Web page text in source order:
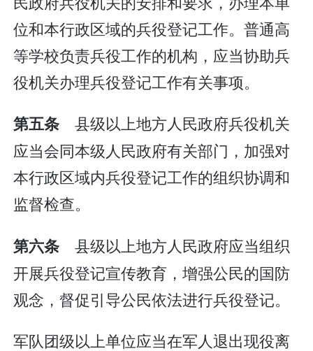
位和本行政区域的兵役登记工作。普通高
等学校负责兵役工作的机构，应当协助兵
役机关办理兵役登记工作有关事项。
第五条县级以上地方人民政府兵役机关
应当会同本级人民政府有关部门，加强对
本行政区域内兵役登记工作的组织协调和
监督检查。
第六条县级以上地方人民政府应当组织
开展兵役登记宣传教育，增强公民的国防
观念，督促引导公民依法进行兵役登记。
军队团级以上单位应当在军人退出现役离